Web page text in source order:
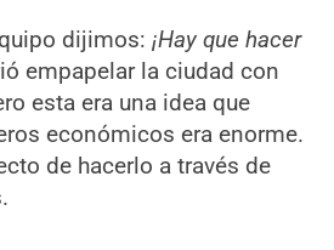
dijimos:¡Hay que hacer
empapelar la ciudad con
esta era una idea que
económicos era enorme.
de hacerlo a través de